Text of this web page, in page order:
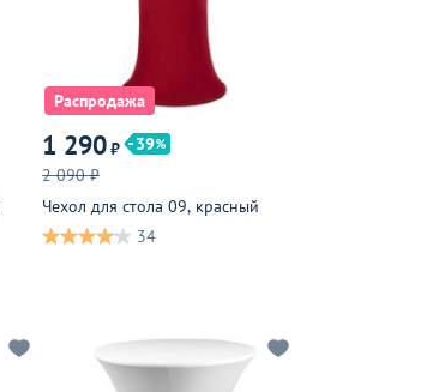
Распродажа
1 290₽
39
2 090 ₽
Чехол для стола 09, красный
34